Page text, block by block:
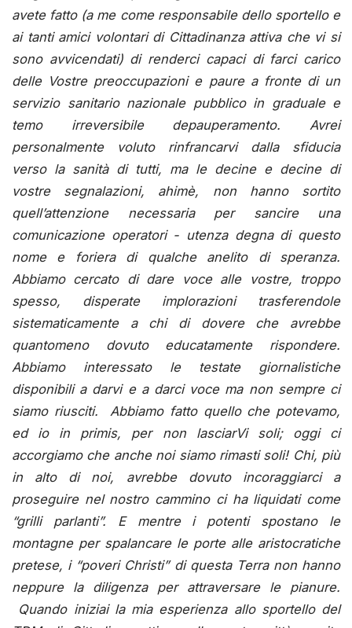
avete fatto (a me come responsabile dello sportello e
ai tanti amici volontari di Cittadinanza attiva che vi si
sono avvicendati) di renderci capaci di farci carico
delle Vostre preoccupazioni e paure a fronte di un
servizio sanitario nazionale pubblico in graduale e
temo irreversibile depauperamento. Avrei
personalmente voluto rinfrancarvi dalla sfiducia
verso la sanità di tutti, ma le decine e decine di
vostre segnalazioni, ahimè, non hanno sortito
quell’attenzione necessaria per sancire una
comunicazione operatori - utenza degna di questo
nome e foriera di qualche anelito di speranza.
Abbiamo cercato di dare voce alle vostre, troppo
spesso, disperate implorazioni trasferendole
sistematicamente a chi di dovere che avrebbe
quantomeno dovuto educatamente rispondere.
Abbiamo interessato le testate giornalistiche
disponibili a darvi e a darci voce ma non sempre ci
siamo riusciti. Abbiamo fatto quello che potevamo,
ed io in primis, per non lasciarVi soli; oggi ci
accorgiamo che anche noi siamo rimasti soli! Chi, più
in alto di noi, avrebbe dovuto incoraggiarci a
proseguire nel nostro cammino ci ha liquidati come
“grilli parlanti”. E mentre i potenti spostano le
montagne per spalancare le porte alle aristocratiche
pretese, i “poveri Christi” di questa Terra non hanno
neppure la diligenza per attraversare le pianure.
Quando iniziai la mia esperienza allo sportello del